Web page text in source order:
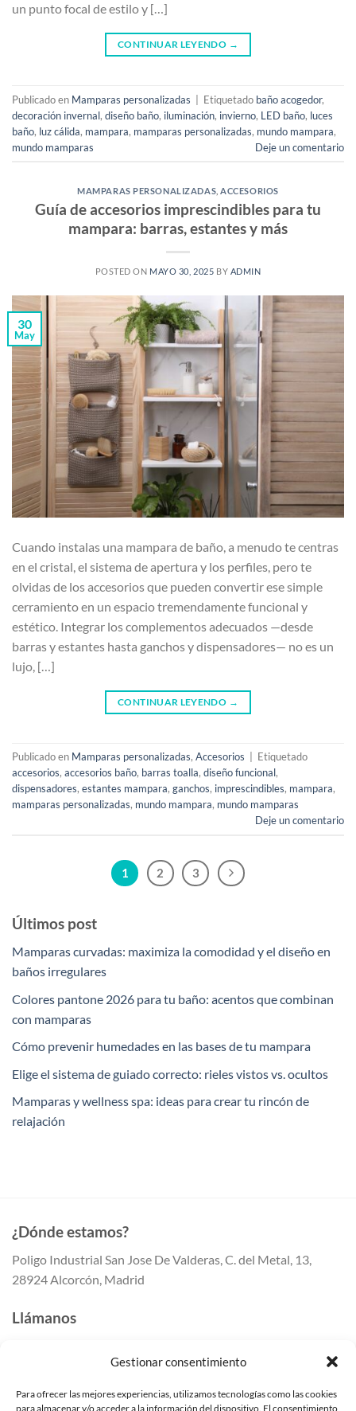
Gestionar consentimiento
Para ofrecer las mejores experiencias, utilizamos tecnologías como las cookies
para almacenar y/o acceder a la información del dispositivo. El consentimiento
un punto focal de estilo y […]
CONTINUAR LEYENDO →
Publicado en Mamparas personalizadas Etiquetado baño acogedor,
decoración invernal, diseño baño, iluminación, invierno, LED baño, luces
baño, luz cálida, mampara, mamparas personalizadas, mundo mampara,
mundo mamparas
Deje un comentario
MAMPARAS PERSONALIZADAS ,ACCESORIOS
Guía de accesorios imprescindibles para tu
mampara: barras, estantes y más
POSTED ON MAYO 30, 2025 BY ADMIN
30
May
Cuando instalas una mampara de baño, a menudo te centras
en el cristal, el sistema de apertura y los perfiles, pero te
olvidas de los accesorios que pueden convertir ese simple
cerramiento en un espacio tremendamente funcional y
estético. Integrar los complementos adecuados —desde
barras y estantes hasta ganchos y dispensadores— no es un
lujo, […]
CONTINUAR LEYENDO →
Publicado en Mamparas personalizadas, Accesorios
Etiquetado
accesorios, accesorios baño, barras toalla, diseño funcional,
dispensadores, estantes mampara, ganchos, imprescindibles, mampara,
mamparas personalizadas, mundo mampara, mundo mamparas
Deje un comentario
1 2 3
Últimos post
Mamparas curvadas: maximiza la comodidad y el diseño en
baños irregulares
Colores pantone 2026 para tu baño: acentos que combinan
con mamparas
Cómo prevenir humedades en las bases de tu mampara
Elige el sistema de guiado correcto: rieles vistos vs. ocultos
Mamparas y wellness spa: ideas para crear tu rincón de
relajación
¿Dónde estamos?
Poligo Industrial San Jose De Valderas, C. del Metal, 13,
28924 Alcorcón, Madrid
Llámanos